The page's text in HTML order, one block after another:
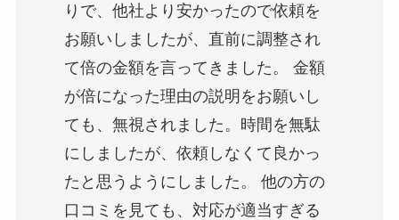
りで、他社より安かったので依頼を
お願いしましたが、直前に調整され
て倍の金額を言ってきました。 金額
が倍になった理由の説明をお願いし
ても、無視されました。時間を無駄
にしましたが、依頼しなくて良かっ
たと思うようにしました。 他の方の
口コミを見ても、対応が適当すぎる